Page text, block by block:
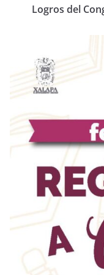
Logros del